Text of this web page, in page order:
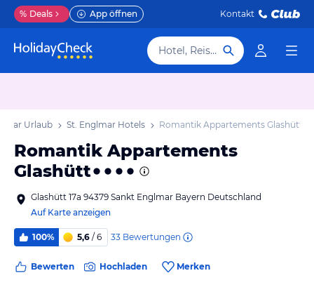
% Deals App öffnen Kontakt
Hotel, Reiseziel
Urlaub St. Englmar Hotels Romantik Appartements Glashütt
Romantik Appartements
Glashütt
Glashütt 17a 94379 Sankt Englmar Bayern Deutschland
Auf Karte anzeigen
100% 5,6 / 6 33 Bewertungen
Bewerten Hochladen Merken